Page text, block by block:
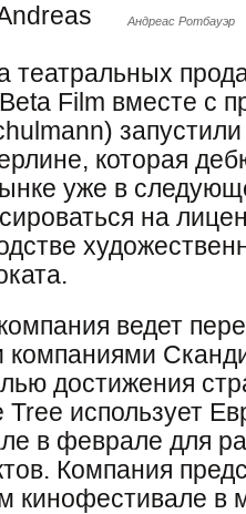
Андреас Ротбауэр
театральных
Film вместе с
которая
уже в
на
ведет
компаниями
достижения
Tree использует
в феврале для
Компания
кинофестивале в